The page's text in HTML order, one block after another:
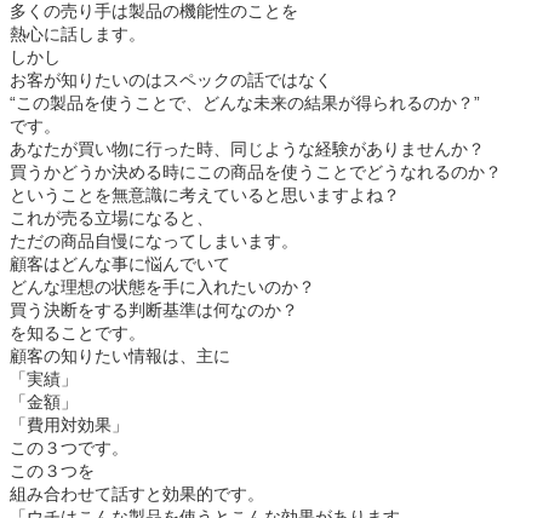
多くの売り手は製品の機能性のことを
熱心に話します。
しかし
お客が知りたいのはスペックの話ではなく
“この製品を使うことで、どんな未来の結果が得られるのか？”
です。
あなたが買い物に行った時、同じような経験がありませんか？
買うかどうか決める時にこの商品を使うことでどうなれるのか？
ということを無意識に考えていると思いますよね？
これが売る立場になると、
ただの商品自慢になってしまいます。
顧客はどんな事に悩んでいて
どんな理想の状態を手に入れたいのか？
買う決断をする判断基準は何なのか？
を知ることです。
顧客の知りたい情報は、主に
「実績」
「金額」
「費用対効果」
この３つです。
この３つを
組み合わせて話すと効果的です。